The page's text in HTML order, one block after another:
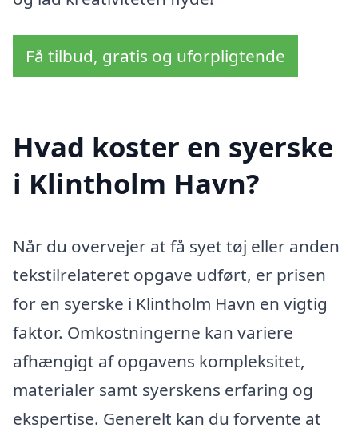
Få tilbud, gratis og uforpligtende
Hvad koster en syerske
i Klintholm Havn?
Når du overvejer at få syet tøj eller anden
tekstilrelateret opgave udført, er prisen
for en syerske i Klintholm Havn en vigtig
faktor. Omkostningerne kan variere
afhængigt af opgavens kompleksitet,
materialer samt syerskens erfaring og
ekspertise. Generelt kan du forvente at